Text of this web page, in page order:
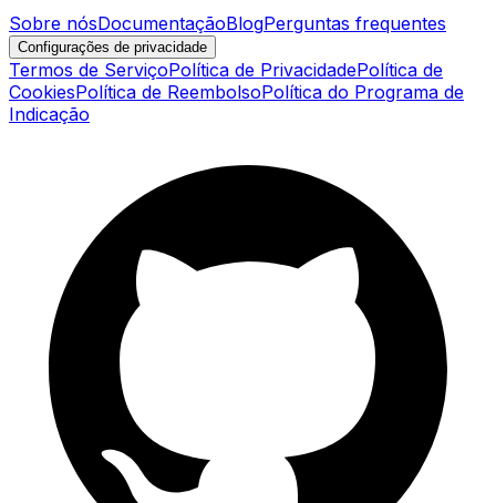
Sobre nósDocumentaçãoBlogPerguntas frequentes
Configurações de privacidade
Termos de ServiçoPolítica de PrivacidadePolítica de
CookiesPolítica de ReembolsoPolítica do Programa de
Indicação